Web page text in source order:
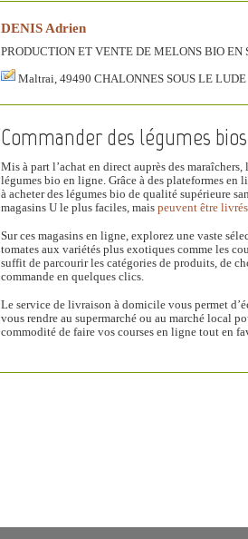
DENIS Adrien
PRODUCTION ET VENTE DE MELONS BIO
Maltrai, 49490 CHALONNES SOUS LE LUDE
Commander des légumes
Mis à part l’achat en direct auprès des
légumes bio en ligne. Grâce à des plateformes en
à acheter des légumes bio de qualité supérieure
magasins U le plus faciles, mais peuvent être
Sur ces magasins en ligne, explorez une vaste
tomates aux variétés plus exotiques comme les
suffit de parcourir les catégories de produits, de
commande en quelques clics.
Le service de livraison à domicile vous permet
vous rendre au supermarché ou au marché local
commodité de faire vos courses en ligne tout en